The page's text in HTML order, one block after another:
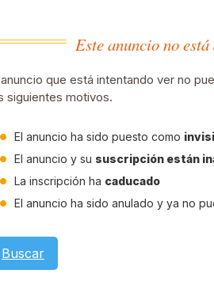
Este anuncio no
que está intentando ver no
siguientes motivos.
El anuncio ha sido puesto como
El anuncio y su suscripción están
La inscripción ha caducado
El anuncio ha sido anulado y ya no
Buscar